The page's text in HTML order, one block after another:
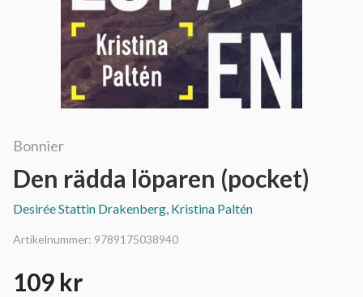
Bonnier
Den rädda löparen (pocket)
Desirée Stattin Drakenberg, Kristina Paltén
Artikelnummer: 9789175038940
109 kr